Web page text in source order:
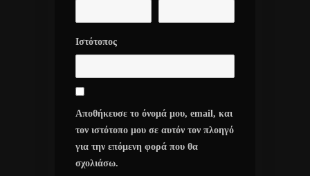
Ιστότοπος
Αποθήκευσε το όνομά μου, email, και
τον ιστότοπο μου σε αυτόν τον πλοηγό
για την επόμενη φορά που θα
σχολιάσω.